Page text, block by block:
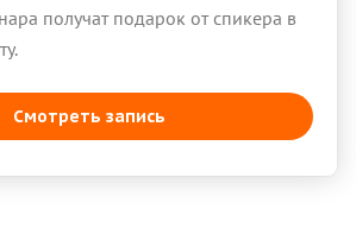
получат подарок от спикера в
Смотреть запись